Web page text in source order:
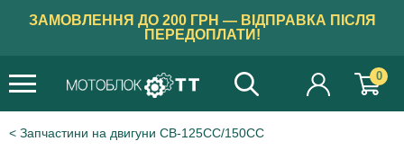
ЗАМОВЛЕННЯ ДО 200 ГРН — ВІДПРАВКА ПІСЛЯ
ПЕРЕДОПЛАТИ!
0
Запчастини на двигуни CB-125CC/150CC